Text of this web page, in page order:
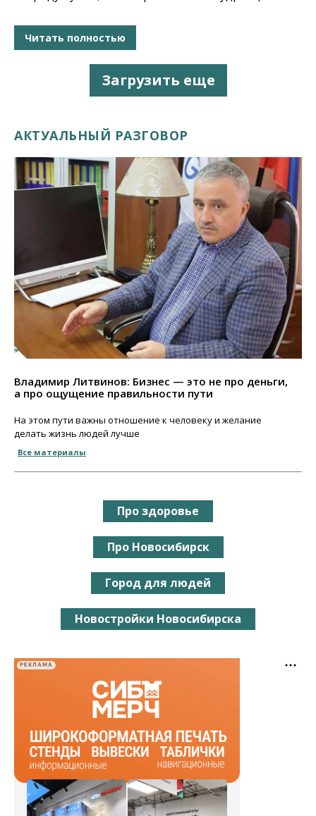
Читать полностью
Загрузить еще
АКТУАЛЬНЫЙ РАЗГОВОР
Владимир Литвинов: Бизнес — это не про деньги,
а про ощущение правильности пути
На этом пути важны отношение к человеку и желание
делать жизнь людей лучше
Все материалы
Про здоровье
Про Новосибирск
Город для людей
Новостройки Новосибирска
РЕКЛАМА